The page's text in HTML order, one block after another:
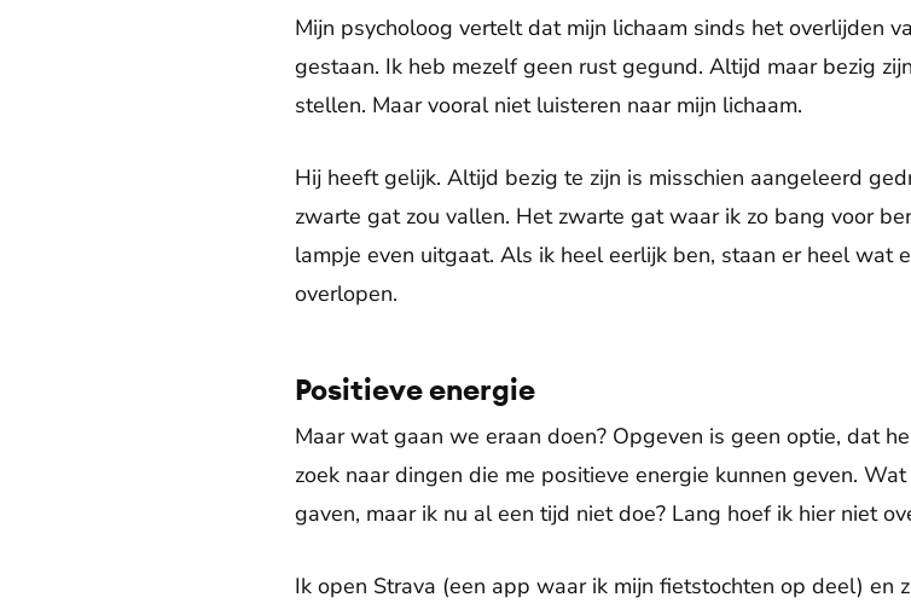
Mijn psycholoog vertelt dat mijn lichaam sinds het overlijden
gestaan. Ik heb mezelf geen rust gegund. Altijd maar bezig
stellen. Maar vooral niet luisteren naar mijn lichaam.
Hij heeft gelijk. Altijd bezig te zijn is misschien aangeleerd
zwarte gat zou vallen. Het zwarte gat waar ik zo bang voor
lampje even uitgaat. Als ik heel eerlijk ben, staan er heel wat
overlopen.
Positieve energie
Maar wat gaan we eraan doen? Opgeven is geen optie, dat
zoek naar dingen die me positieve energie kunnen geven.
gaven, maar ik nu al een tijd niet doe? Lang hoef ik hier niet
Ik open Strava (een app waar ik mijn fietstochten op deel) en